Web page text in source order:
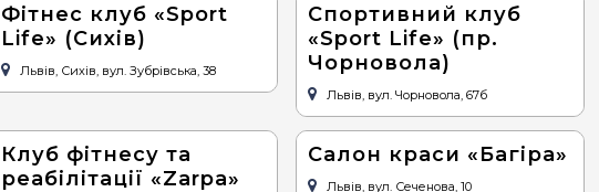
Фітнес клуб «Sport
Life» (Сихів)
Львів, Сихів, вул. Зубрівська, 38
Спортивний клуб
«Sport Life» (пр.
Чорновола)
Львів, вул. Чорновола, 67б
Клуб фітнесу та
реабілітації «Zarpa»
Салон краси «Багіра»
Львів, вул. Сеченова, 10